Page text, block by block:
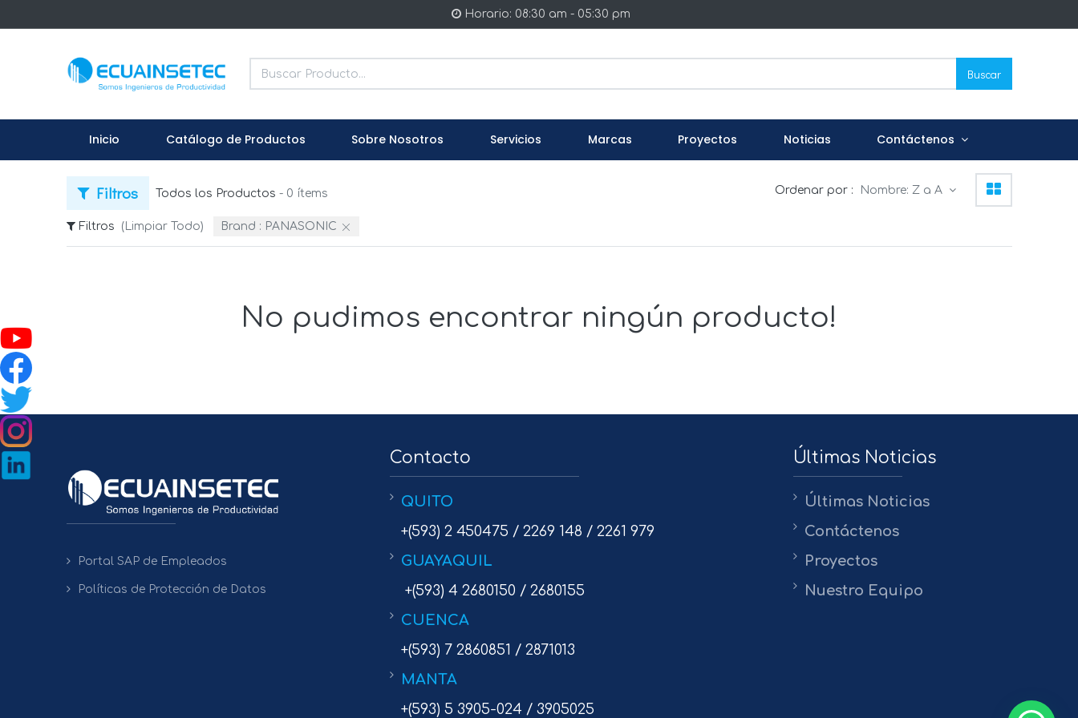
Horario: 08:30 am - 05:30 pm
Buscar
Inicio Catálogo de Productos Sobre Nosotros Servicios Marcas Proyectos Noticias Contáctenos
Filtros Todos los Productos - 0 ítems Ordenar por : Nombre: Z a A
Filtros (Limpiar Todo) Brand : PANASONIC
No pudimos encontrar ningún producto!
Portal SAP de Empleados
Políticas de Protección de Datos
Contacto
QUITO
+(593) 2 450475 / 2269 148 / 2261 979
GUAYAQUIL
+(593) 4 2680150 / 2680155
CUENCA
+(593) 7 2860851 / 2871013
MANTA
+(593) 5 3905-024 / 3905025
Últimas Noticias
Últimas Noticias
Contáctenos
Proyectos
Nuestro Equipo